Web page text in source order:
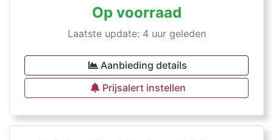
Op voorraad
Laatste update: 4 uur geleden
Aanbieding details
Prijsalert instellen